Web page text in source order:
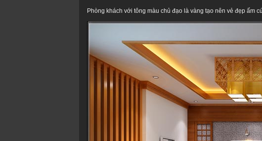
Phòng khách với tông màu chủ đạo là vàng tạo nên vẻ đẹp ấm